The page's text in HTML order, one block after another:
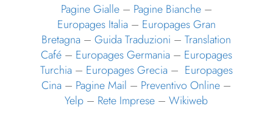
Pagine Gialle– Pagine Bianche–
Europages Italia– Europages Gran
Bretagna –Guida Traduzioni –Translation
Café– Europages Germania– Europages
Turchia– Europages Grecia– Europages
Cina – Pagine Mail – Preventivo Online –
Yelp – Rete Imprese –Wikiweb